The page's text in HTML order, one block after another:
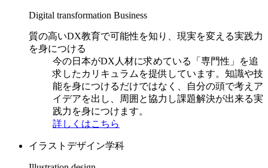
Digital transformation Business
質の高いDX教育で可能性を知り、現実を変える実践力
を身につける
今の日本がDX人材に求めている「専門性」を追
求したカリキュラムを提供しています。知識や技
能を身につけるだけではなく、自分の頭で考えア
イデアを出し、周囲と協力し課題解決が出来る実
践力を身につけます。
詳しくはこちら
イラストデザイン学科